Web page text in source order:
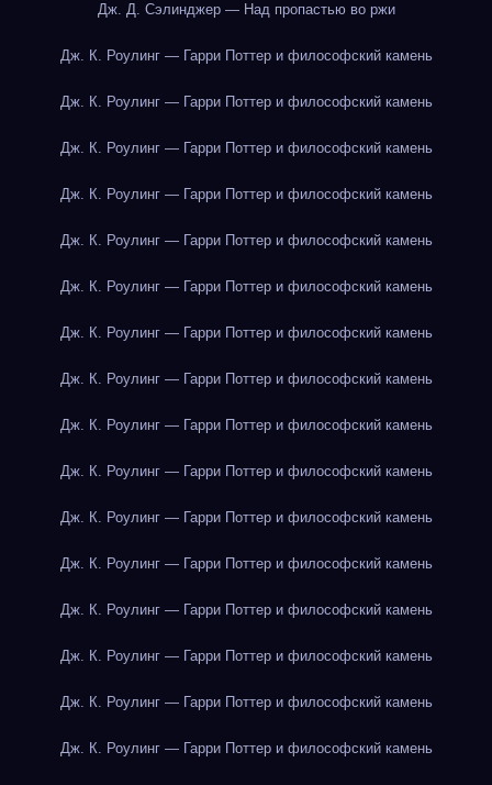
Дж. Д. Сэлинджер — Над пропастью во ржи
Дж. К. Роулинг — Гарри Поттер и философский камень
Дж. К. Роулинг — Гарри Поттер и философский камень
Дж. К. Роулинг — Гарри Поттер и философский камень
Дж. К. Роулинг — Гарри Поттер и философский камень
Дж. К. Роулинг — Гарри Поттер и философский камень
Дж. К. Роулинг — Гарри Поттер и философский камень
Дж. К. Роулинг — Гарри Поттер и философский камень
Дж. К. Роулинг — Гарри Поттер и философский камень
Дж. К. Роулинг — Гарри Поттер и философский камень
Дж. К. Роулинг — Гарри Поттер и философский камень
Дж. К. Роулинг — Гарри Поттер и философский камень
Дж. К. Роулинг — Гарри Поттер и философский камень
Дж. К. Роулинг — Гарри Поттер и философский камень
Дж. К. Роулинг — Гарри Поттер и философский камень
Дж. К. Роулинг — Гарри Поттер и философский камень
Дж. К. Роулинг — Гарри Поттер и философский камень